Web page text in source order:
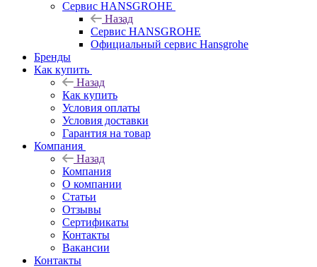
Сервис HANSGROHE
Назад
Сервис HANSGROHE
Официальный сервис Hansgrohe
Бренды
Как купить
Назад
Как купить
Условия оплаты
Условия доставки
Гарантия на товар
Компания
Назад
Компания
О компании
Статьи
Отзывы
Сертификаты
Контакты
Вакансии
Контакты